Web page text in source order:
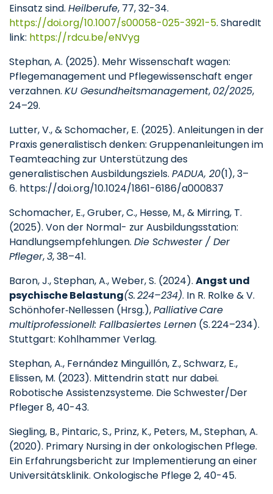
Einsatz sind. Heilberufe, 77, 32-34.
https://doi.org/10.1007/s00058-025-3921-5. SharedIt
link: https://rdcu.be/eNVyg
Stephan, A. (2025). Mehr Wissenschaft wagen:
Pflegemanagement und Pflegewissenschaft enger
verzahnen. KU Gesundheitsmanagement, 02/2025,
24–29.
Lutter, V., & Schomacher, E. (2025). Anleitungen in der
Praxis generalistisch denken: Gruppenanleitungen im
Teamteaching zur Unterstützung des
generalistischen Ausbildungsziels. PADUA, 20(1), 3–
6. https://doi.org/10.1024/1861-6186/a000837
Schomacher, E., Gruber, C., Hesse, M., & Mirring, T.
(2025). Von der Normal- zur Ausbildungsstation:
Handlungsempfehlungen. Die Schwester / Der
Pfleger,3, 38–41.
Baron, J., Stephan, A., Weber, S. (2024). Angst und
psychische Belastung(S. 224–234). In R. Rolke & V.
Schönhofer‑Nellessen (Hrsg.),Palliative Care
multiprofessionell: Fallbasiertes Lernen (S. 224–234).
Stuttgart: Kohlhammer Verlag.
Stephan, A., Fernández Minguillón, Z., Schwarz, E.,
Elissen, M. (2023). Mittendrin statt nur dabei.
Robotische Assistenzsysteme. Die Schwester/Der
Pfleger 8, 40-43.
Siegling, B., Pintaric, S., Prinz, K., Peters, M., Stephan, A.
(2020). Primary Nursing in der onkologischen Pflege.
Ein Erfahrungsbericht zur Implementierung an einer
Universitätsklinik. Onkologische Pflege 2, 40-45.